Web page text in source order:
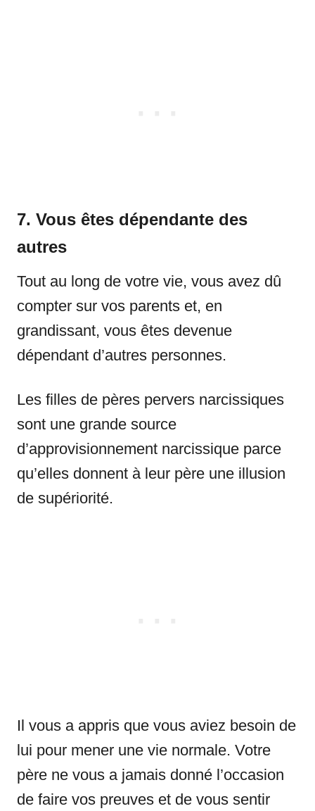
7. Vous êtes dépendante des
autres
Tout au long de votre vie, vous avez dû
compter sur vos parents et, en
grandissant, vous êtes devenue
dépendant d’autres personnes.
Les filles de pères pervers narcissiques
sont une grande source
d’approvisionnement narcissique parce
qu’elles donnent à leur père une illusion
de supériorité.
Il vous a appris que vous aviez besoin de
lui pour mener une vie normale. Votre
père ne vous a jamais donné l’occasion
de faire vos preuves et de vous sentir